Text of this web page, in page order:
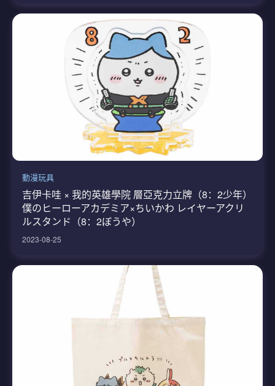
動漫玩具
吉伊卡哇 × 我的英雄學院 層亞克力立牌（8：2少年）
僕のヒーローアカデミア×ちいかわ レイヤーアクリ
ルスタンド（8：2ぼうや）
2023-08-25